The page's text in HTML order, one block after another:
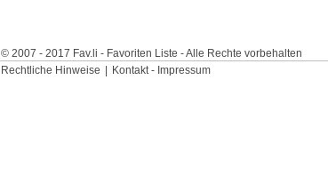
© 2007 - 2017 Fav.li - Favoriten Liste - Alle Rechte vorbehalten
Rechtliche Hinweise
Kontakt - Impressum